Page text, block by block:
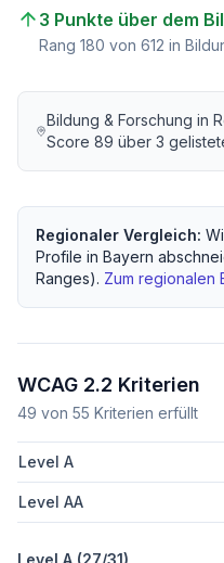
3 Punkte über dem
Rang 180 von 612 in
Bildung & Forschung in
Score89 über3
Regionaler Vergleich:
Profile in Bayern
Ranges). Zum regionalen
WCAG 2.2 Kriterien
49 von 55 Kriterien erfüllt
Level A
Level AA
Level A (27/31)